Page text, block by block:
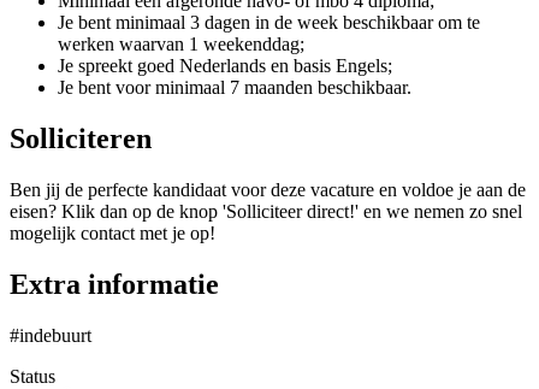
Je bent minimaal 3 dagen in de week beschikbaar om te
werken waarvan 1 weekenddag;
Je spreekt goed Nederlands en basis Engels;
Je bent voor minimaal 7 maanden beschikbaar.
Solliciteren
Ben jij de perfecte kandidaat voor deze vacature en voldoe je aan de
eisen? Klik dan op de knop 'Solliciteer direct!' en we nemen zo snel
mogelijk contact met je op!
Extra informatie
#indebuurt
Status